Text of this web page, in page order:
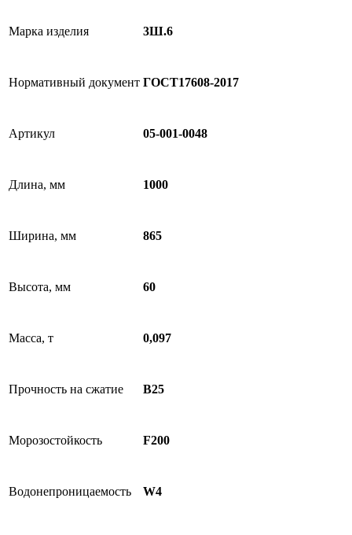
Марка изделия 3Ш.6
Нормативный документ ГОСТ17608-2017
Артикул 05-001-0048
Длина, мм 1000
Ширина, мм 865
Высота, мм 60
Масса, т 0,097
Прочность на сжатие B25
Морозостойкость F200
Водонепроницаемость W4